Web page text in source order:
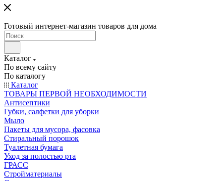
Готовый интернет-магазин товаров для дома
Каталог
По всему сайту
По каталогу
Каталог
ТОВАРЫ ПЕРВОЙ НЕОБХОДИМОСТИ
Антисептики
Губки, салфетки для уборки
Мыло
Пакеты для мусора, фасовка
Стиральный порошок
Туалетная бумага
Уход за полостью рта
ГРАСС
Стройматериалы